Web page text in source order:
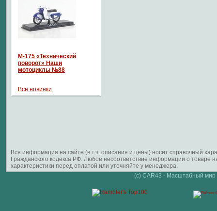
М-175 «Технический
поворот» Наши
мотоциклы №88
Все новинки
Вся информация на сайте (в т.ч. описания и цены) носит справочный
Гражданского кодекса РФ. Любое несоответствие информации о
характеристики перед оплатой или уточняйте у менеджера.
(c) CAR43 - Масштабный мир